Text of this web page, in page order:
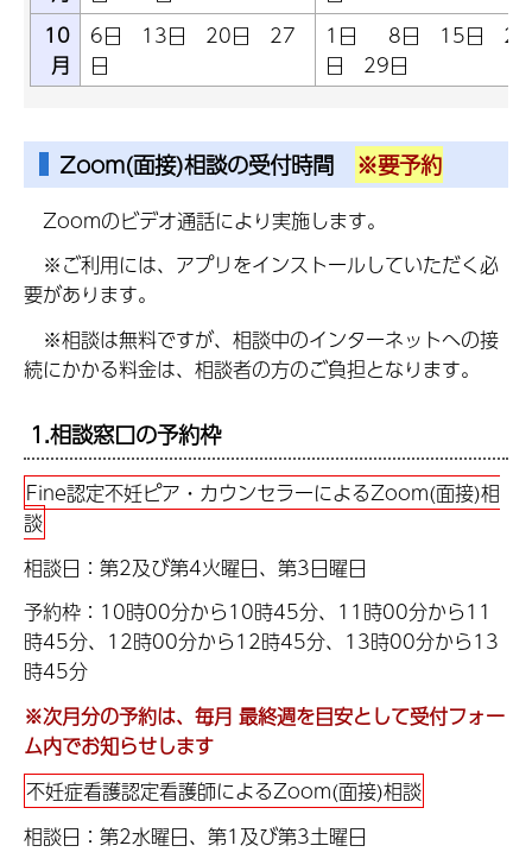
10
月
6日 13日 20日 27
日
1日 8日 15日 22
日 29日
Zoom(面接)相談の受付時間 ※要予約
Zoomのビデオ通話により実施します。
※ご利用には、アプリをインストールしていただく必
要があります。
※相談は無料ですが、相談中のインターネットへの接
続にかかる料金は、相談者の方のご負担となります。
1.相談窓口の予約枠
Fine認定不妊ピア・カウンセラーによるZoom(面接)相
談
相談日：第2及び第4火曜日、第3日曜日
予約枠：10時00分から10時45分、11時00分から11
時45分、12時00分から12時45分、13時00分から13
時45分
※次月分の予約は、毎月 最終週を目安として受付フォー
ム内でお知らせします
不妊症看護認定看護師によるZoom(面接)相談
相談日：第2水曜日、第1及び第3土曜日